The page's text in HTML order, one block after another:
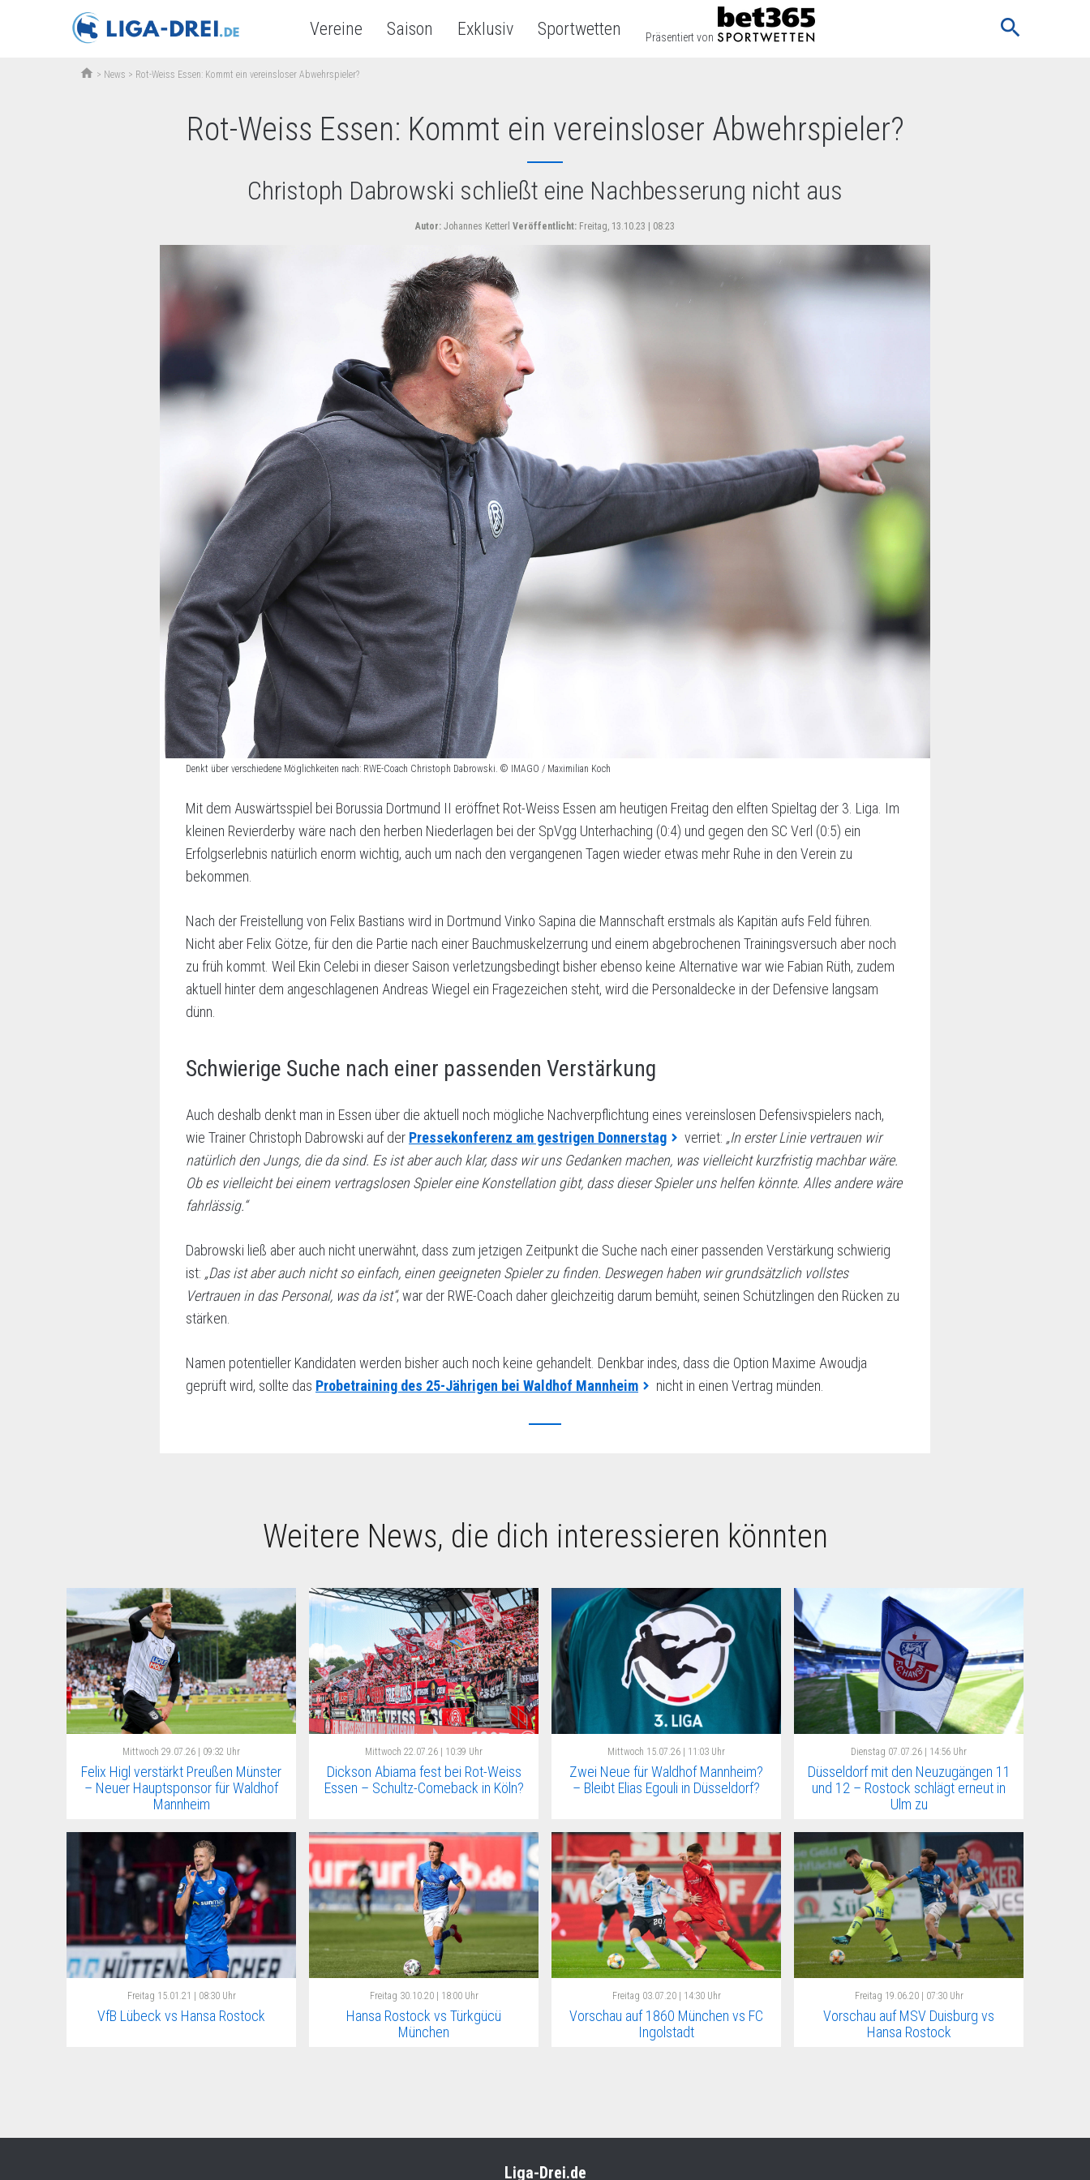
Vereine Saison Exklusiv Sportwetten Präsentiert von search
home > News > Rot-Weiss Essen: Kommt ein vereinsloser Abwehrspieler?
Rot-Weiss Essen: Kommt ein vereinsloser Abwehrspieler?
Christoph Dabrowski schließt eine Nachbesserung nicht aus
Autor: Johannes Ketterl Veröffentlicht: Freitag, 13.10.23 | 08:23
Denkt über verschiedene Möglichkeiten nach: RWE-Coach Christoph Dabrowski. © IMAGO / Maximilian Koch
Mit dem Auswärtsspiel bei Borussia Dortmund II eröffnet Rot-Weiss Essen am heutigen Freitag den elften Spieltag der 3. Liga. Im
kleinen Revierderby wäre nach den herben Niederlagen bei der SpVgg Unterhaching (0:4) und gegen den SC Verl (0:5) ein
Erfolgserlebnis natürlich enorm wichtig, auch um nach den vergangenen Tagen wieder etwas mehr Ruhe in den Verein zu
bekommen.
Nach der Freistellung von Felix Bastians wird in Dortmund Vinko Sapina die Mannschaft erstmals als Kapitän aufs Feld führen.
Nicht aber Felix Götze, für den die Partie nach einer Bauchmuskelzerrung und einem abgebrochenen Trainingsversuch aber noch
zu früh kommt. Weil Ekin Celebi in dieser Saison verletzungsbedingt bisher ebenso keine Alternative war wie Fabian Rüth, zudem
aktuell hinter dem angeschlagenen Andreas Wiegel ein Fragezeichen steht, wird die Personaldecke in der Defensive langsam
dünn.
Schwierige Suche nach einer passenden Verstärkung
Auch deshalb denkt man in Essen über die aktuell noch mögliche Nachverpflichtung eines vereinslosen Defensivspielers nach,
wie Trainer Christoph Dabrowski auf der Pressekonferenz am gestrigen Donnerstag verriet: „In erster Linie vertrauen wir
natürlich den Jungs, die da sind. Es ist aber auch klar, dass wir uns Gedanken machen, was vielleicht kurzfristig machbar wäre.
Ob es vielleicht bei einem vertragslosen Spieler eine Konstellation gibt, dass dieser Spieler uns helfen könnte. Alles andere wäre
fahrlässig.“
Dabrowski ließ aber auch nicht unerwähnt, dass zum jetzigen Zeitpunkt die Suche nach einer passenden Verstärkung schwierig
ist: „Das ist aber auch nicht so einfach, einen geeigneten Spieler zu finden. Deswegen haben wir grundsätzlich vollstes
Vertrauen in das Personal, was da ist“, war der RWE-Coach daher gleichzeitig darum bemüht, seinen Schützlingen den Rücken zu
stärken.
Namen potentieller Kandidaten werden bisher auch noch keine gehandelt. Denkbar indes, dass die Option Maxime Awoudja
geprüft wird, sollte das Probetraining des 25-Jährigen bei Waldhof Mannheim nicht in einen Vertrag münden.
Weitere News, die dich interessieren könnten
Mittwoch 29.07.26 | 09:32 Uhr
Felix Higl verstärkt Preußen Münster
– Neuer Hauptsponsor für Waldhof
Mannheim
Mittwoch 22.07.26 | 10:39 Uhr
Dickson Abiama fest bei Rot-Weiss
Essen – Schultz-Comeback in Köln?
Mittwoch 15.07.26 | 11:03 Uhr
Zwei Neue für Waldhof Mannheim?
– Bleibt Elias Egouli in Düsseldorf?
Dienstag 07.07.26 | 14:56 Uhr
Düsseldorf mit den Neuzugängen 11
und 12 – Rostock schlägt erneut in
Ulm zu
Freitag 15.01.21 | 08:30 Uhr
VfB Lübeck vs Hansa Rostock
Freitag 30.10.20 | 18:00 Uhr
Hansa Rostock vs Türkgücü
München
Freitag 03.07.20 | 14:30 Uhr
Vorschau auf 1860 München vs FC
Ingolstadt
Freitag 19.06.20 | 07:30 Uhr
Vorschau auf MSV Duisburg vs
Hansa Rostock
Liga-Drei.de